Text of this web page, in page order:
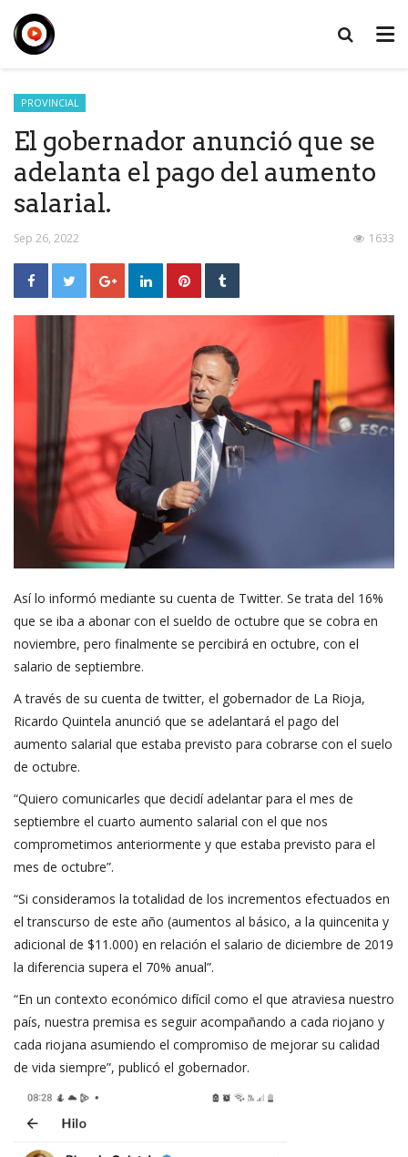
PROVINCIAL
El gobernador anunció que se
adelanta el pago del aumento
salarial.
Sep 26, 2022 1633
Así lo informó mediante su cuenta de Twitter. Se trata del 16%
que se iba a abonar con el sueldo de octubre que se cobra en
noviembre, pero finalmente se percibirá en octubre, con el
salario de septiembre.
A través de su cuenta de twitter, el gobernador de La Rioja,
Ricardo Quintela anunció que se adelantará el pago del
aumento salarial que estaba previsto para cobrarse con el suelo
de octubre.
“Quiero comunicarles que decidí adelantar para el mes de
septiembre el cuarto aumento salarial con el que nos
comprometimos anteriormente y que estaba previsto para el
mes de octubre”.
“Si consideramos la totalidad de los incrementos efectuados en
el transcurso de este año (aumentos al básico, a la quincenita y
adicional de $11.000) en relación el salario de diciembre de 2019
la diferencia supera el 70% anual”.
“En un contexto económico difícil como el que atraviesa nuestro
país, nuestra premisa es seguir acompañando a cada riojano y
cada riojana asumiendo el compromiso de mejorar su calidad
de vida siempre”, publicó el gobernador.